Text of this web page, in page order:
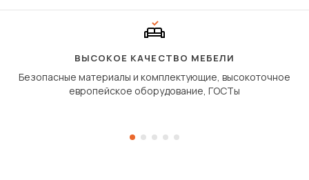
сиденье не
дугообразной
ВЫСОКОЕ КАЧЕСТВО МЕБЕЛИ
Безопасные материалы и комплектующие, высокоточное
европейское оборудование, ГОСТы